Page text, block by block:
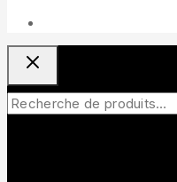
Recherche
pour :